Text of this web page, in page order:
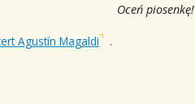
Oceń piosenkę!
Agustín Magaldi .